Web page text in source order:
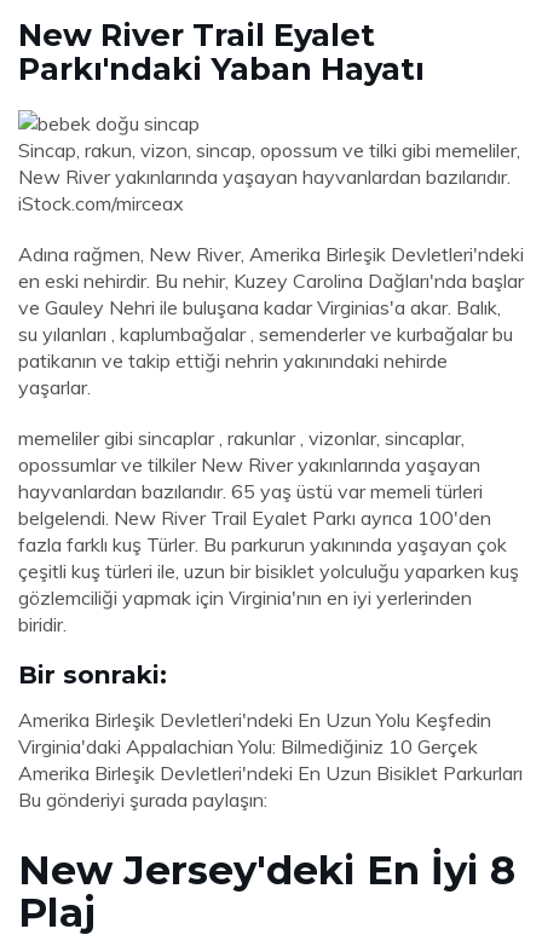
New River Trail Eyalet
Parkı'ndaki Yaban Hayatı
Sincap, rakun, vizon, sincap, opossum ve tilki gibi memeliler,
New River yakınlarında yaşayan hayvanlardan bazılarıdır.
iStock.com/mirceax
Adına rağmen, New River, Amerika Birleşik Devletleri'ndeki
en eski nehirdir. Bu nehir, Kuzey Carolina Dağları'nda başlar
ve Gauley Nehri ile buluşana kadar Virginias'a akar. Balık,
su yılanları , kaplumbağalar , semenderler ve kurbağalar bu
patikanın ve takip ettiği nehrin yakınındaki nehirde
yaşarlar.
memeliler gibi sincaplar , rakunlar , vizonlar, sincaplar,
opossumlar ve tilkiler New River yakınlarında yaşayan
hayvanlardan bazılarıdır. 65 yaş üstü var memeli türleri
belgelendi. New River Trail Eyalet Parkı ayrıca 100'den
fazla farklı kuş Türler. Bu parkurun yakınında yaşayan çok
çeşitli kuş türleri ile, uzun bir bisiklet yolculuğu yaparken kuş
gözlemciliği yapmak için Virginia'nın en iyi yerlerinden
biridir.
Bir sonraki:
Amerika Birleşik Devletleri'ndeki En Uzun Yolu Keşfedin
Virginia'daki Appalachian Yolu: Bilmediğiniz 10 Gerçek
Amerika Birleşik Devletleri'ndeki En Uzun Bisiklet Parkurları
Bu gönderiyi şurada paylaşın:
New Jersey'deki En İyi 8
Plaj